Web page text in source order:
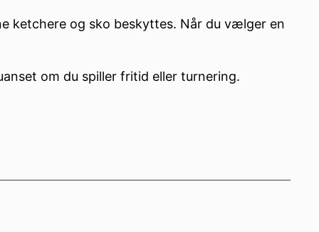
ketchere og sko beskyttes. Når du vælger en
om du spiller fritid eller turnering.